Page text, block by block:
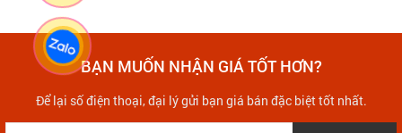
BẠN MUỐN NHẬN GIÁ TỐT HƠN?
Để lại số điện thoại, đại lý gửi bạn giá bán đặc biệt tốt nhất.